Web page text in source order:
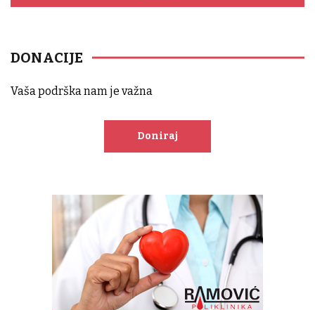
DONACIJE
Vaša podrška nam je važna
Doniraj